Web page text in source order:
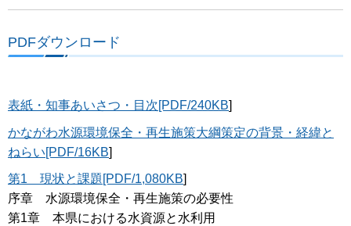
PDFダウンロード
表紙・知事あいさつ・目次[PDF/240KB]
かながわ水源環境保全・再生施策大綱策定の背景・経緯と
ねらい[PDF/16KB]
第1 現状と課題[PDF/1,080KB]
序章 水源環境保全・再生施策の必要性
第1章 本県における水資源と水利用